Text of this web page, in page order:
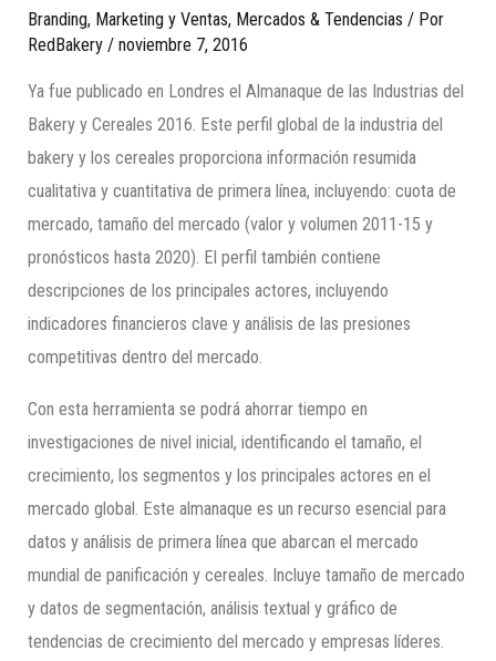
Branding, Marketing y Ventas, Mercados & Tendencias / Por
RedBakery /noviembre 7, 2016
Ya fue publicado en Londres el Almanaque de las Industrias del
Bakery y Cereales 2016. Este perfil global de la industria del
bakery y los cereales proporciona información resumida
cualitativa y cuantitativa de primera línea, incluyendo: cuota de
mercado, tamaño del mercado (valor y volumen 2011-15 y
pronósticos hasta 2020). El perfil también contiene
descripciones de los principales actores, incluyendo
indicadores financieros clave y análisis de las presiones
competitivas dentro del mercado.
Con esta herramienta se podrá ahorrar tiempo en
investigaciones de nivel inicial, identificando el tamaño, el
crecimiento, los segmentos y los principales actores en el
mercado global. Este almanaque es un recurso esencial para
datos y análisis de primera línea que abarcan el mercado
mundial de panificación y cereales. Incluye tamaño de mercado
y datos de segmentación, análisis textual y gráfico de
tendencias de crecimiento del mercado y empresas líderes.